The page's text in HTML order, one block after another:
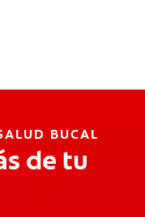
BUCAL
de tu